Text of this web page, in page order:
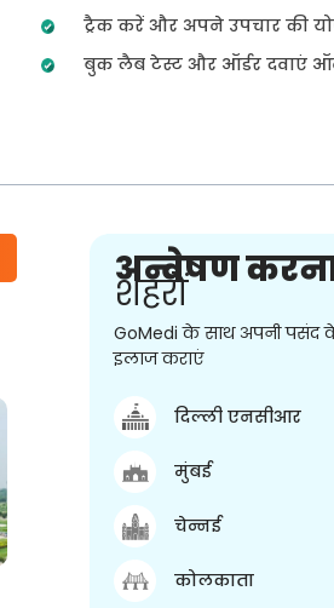
ट्रैक करें और अपने उपचार की
बुक लैब टेस्ट और ऑर्डर दवाएं
अन्वेषण
शहरों
GoMedi के साथ अपनी पसंद
इलाज कराएं
दिल्ली एनसीआर
मुंबई
चेन्नई
कोलकाता